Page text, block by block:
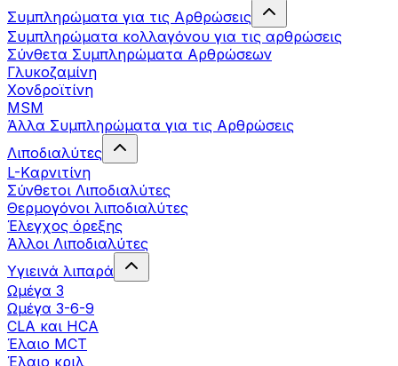
Συμπληρώματα για τις Αρθρώσεις
Συμπληρώματα κολλαγόνου για τις αρθρώσεις
Σύνθετα Συμπληρώματα Αρθρώσεων
Γλυκοζαμίνη
Χονδροϊτίνη
MSM
Άλλα Συμπληρώματα για τις Αρθρώσεις
Λιποδιαλύτες
L-Kαρνιτίνη
Σύνθετοι Λιποδιαλύτες
Θερμογόνοι λιποδιαλύτες
Έλεγχος όρεξης
Άλλοι Λιποδιαλύτες
Υγιεινά λιπαρά
Ωμέγα 3
Ωμέγα 3-6-9
CLA και HCA
Έλαιο MCT
Έλαιο κριλ